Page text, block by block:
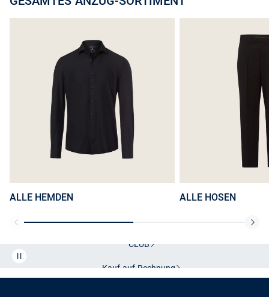
ALLE HEMDEN ALLE HOSEN
Kostenlose Lieferung und Retoure mit unserem Friends
CLUB
Kauf auf Rechnung